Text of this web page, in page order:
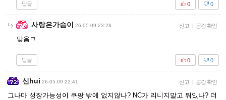
답글 0
0
사랑은가슴이 26-05-09 23:28 신고 | 공감 확인
맞음ㅋ
답글 0
0
신hui 26-05-09 22:41 신고 | 공감 확인
그나마 성장가능성이 쿠팡 밖에 없지않나? NC가 리니지말고 뭐있나? 더